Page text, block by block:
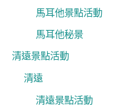
馬耳他景點活動
馬耳他秘景
清遠景點活動
清遠
清遠景點活動